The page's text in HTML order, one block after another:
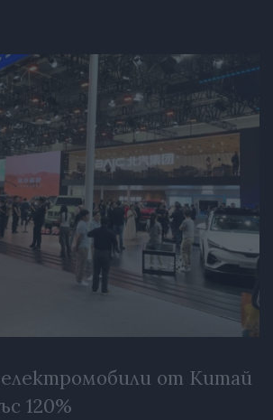
от Китай
120%